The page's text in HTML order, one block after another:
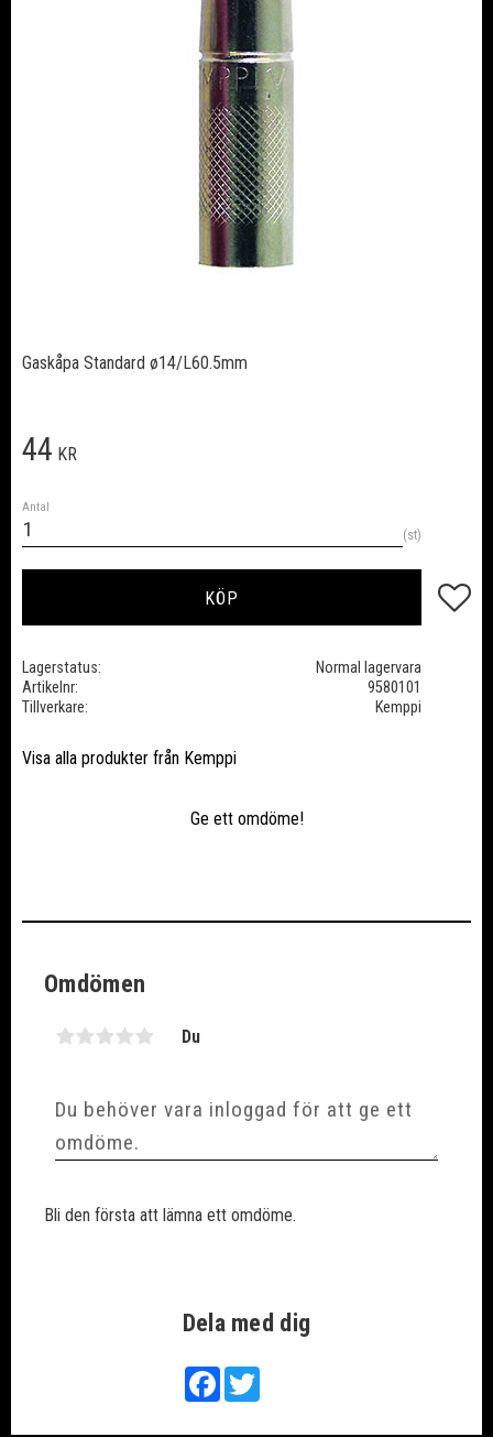
Gaskåpa Standard ø14/L60.5mm
44 KR
Antal
st
KÖP Lägg
Lagerstatus
Normal lagervara
Artikelnr
9580101
Tillverkare
Kemppi
Visa alla produkter från Kemppi
Ge ett omdöme!
Dela med dig
FacebookTwitter
Omdömen
Du
Bli den första att lämna ett omdöme.